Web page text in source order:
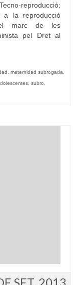
reproducció:
la reproducció
marc de les
pel Dret al
maternidad subrogada
subro